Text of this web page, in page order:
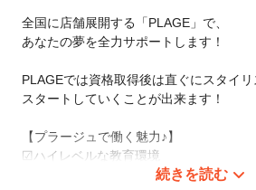
全国に店舗展開する「PLAGE」で、
あなたの夢を全力サポートします！
PLAGEでは資格取得後は直ぐにスタイリ
スタートしていくことが出来ます！
【プラージュで働く魅力♪】
☑︎ハイレベルな教育環境
新入スタッフ含む３人チームで成長をサ
続きを読む